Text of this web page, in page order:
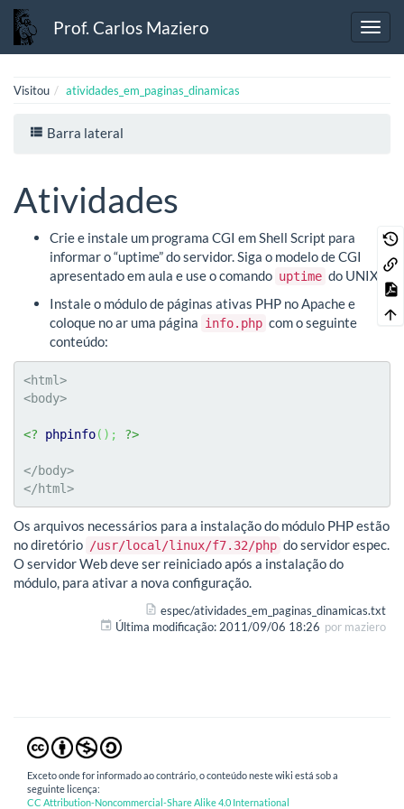
Prof. Carlos Maziero
Visitou atividades_em_paginas_dinamicas
Barra lateral
Atividades
Crie e instale um programa CGI em Shell Script para
informar o “uptime” do servidor. Siga o modelo de CGI
apresentado em aula e use o comando uptime do UNIX.
Instale o módulo de páginas ativas PHP no Apache e
coloque no ar uma página info.php com o seguinte
conteúdo:
<html>
<body>
<? phpinfo( ) ; ?>
</body>
</html>
Os arquivos necessários para a instalação do módulo PHP estão
no diretório /usr/local/linux/f7.32/php do servidor espec.
O servidor Web deve ser reiniciado após a instalação do
módulo, para ativar a nova configuração.
espec/atividades_em_paginas_dinamicas.txt
Última modificação: 2011/09/06 18:26 por maziero
Exceto onde for informado ao contrário, o conteúdo neste wiki está sob a
seguinte licença:
CC Attribution-Noncommercial-Share Alike 4.0 International